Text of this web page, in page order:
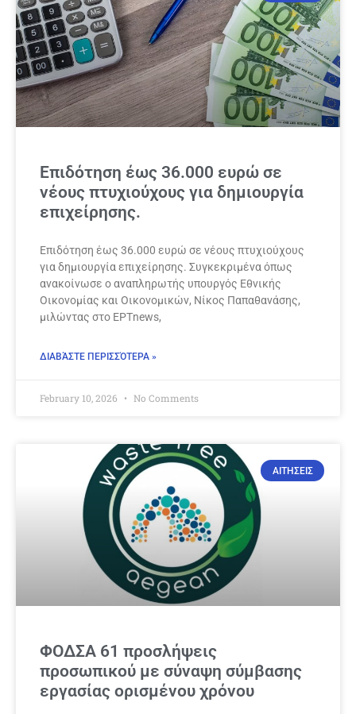
Επιδότηση έως 36.000 ευρώ σε
νέους πτυχιούχους για δημιουργία
επιχείρησης.
Επιδότηση έως 36.000 ευρώ σε νέους πτυχιούχους
για δημιουργία επιχείρησης. Συγκεκριμένα όπως
ανακοίνωσε ο αναπληρωτής υπουργός Εθνικής
Οικονομίας και Οικονομικών, Νίκος Παπαθανάσης,
μιλώντας στο ΕΡΤnews,
ΔΙΑΒΆΣΤΕ ΠΕΡΙΣΣΌΤΕΡΑ »
February 10, 2026 No Comments
ΑΙΤΗΣΕΙΣ
ΦΟΔΣΑ 61 προσλήψεις
προσωπικού με σύναψη σύμβασης
εργασίας ορισμένου χρόνου